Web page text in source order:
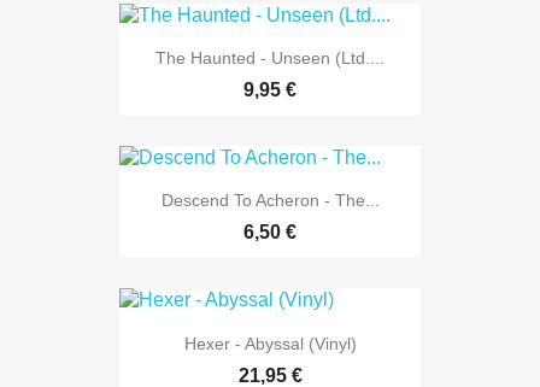
The Haunted - Unseen (Ltd....
9,95 €
Descend To Acheron - The...
6,50 €
Hexer - Abyssal (Vinyl)
21,95 €